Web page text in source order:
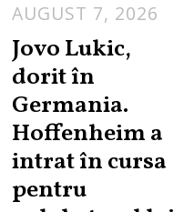
AUGUST 7, 2026
Jovo Lukic,
dorit în
Germania.
Hoffenheim a
intrat în cursa
pentru